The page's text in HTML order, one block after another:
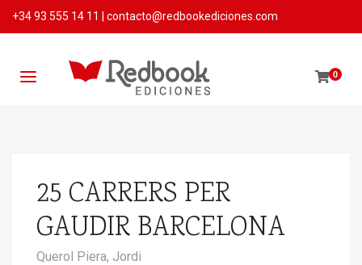
+34 93 555 14 11 contacto@redbookediciones.com
0
25 CARRERS PER
GAUDIR BARCELONA
Querol Piera, Jordi